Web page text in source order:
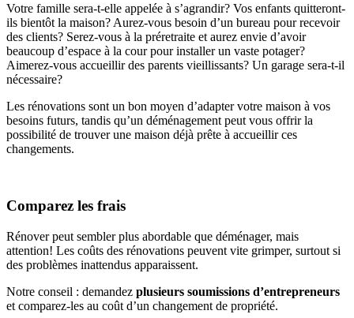
Votre famille sera-t-elle appelée à s’agrandir? Vos enfants quitteront-
ils bientôt la maison? Aurez-vous besoin d’un bureau pour recevoir
des clients? Serez-vous à la préretraite et aurez envie d’avoir
beaucoup d’espace à la cour pour installer un vaste potager?
Aimerez-vous accueillir des parents vieillissants? Un garage sera-t-il
nécessaire?
Les rénovations sont un bon moyen d’adapter votre maison à vos
besoins futurs, tandis qu’un déménagement peut vous offrir la
possibilité de trouver une maison déjà prête à accueillir ces
changements.
Comparez les frais
Rénover peut sembler plus abordable que déménager, mais
attention! Les coûts des rénovations peuvent vite grimper, surtout si
des problèmes inattendus apparaissent.
Notre conseil : demandez plusieurs soumissions d’entrepreneurs
et comparez-les au coût d’un changement de propriété.